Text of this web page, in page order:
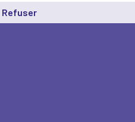
Refuser